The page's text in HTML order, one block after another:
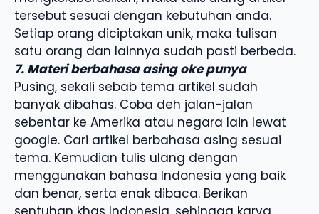
tersebut sesuai dengan kebutuhan anda.
Setiap orang diciptakan unik, maka tulisan
satu orang dan lainnya sudah pasti berbeda.
7. Materi berbahasa asing oke punya
Pusing, sekali sebab tema artikel sudah
banyak dibahas. Coba deh jalan-jalan
sebentar ke Amerika atau negara lain lewat
google. Cari artikel berbahasa asing sesuai
tema. Kemudian tulis ulang dengan
menggunakan bahasa Indonesia yang baik
dan benar, serta enak dibaca. Berikan